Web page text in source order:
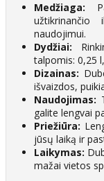
Medžiaga:
užtikrinančio
naudojimui.
Dydžiai:
talpomis: 0,25
Dizainas:
išvaizdos,
Naudojimas:
galite lengvai
Priežiūra:
jūsų laiką ir
Laikymas:
mažai vietos